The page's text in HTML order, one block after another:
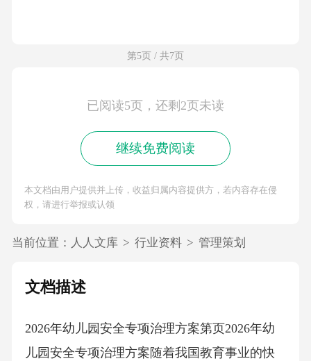
第5页 / 共7页
已阅读5页，还剩2页未读
继续免费阅读
本文档由用户提供并上传，收益归属内容提供方，若内容存在侵
权，请进行举报或认领
当前位置： 人人文库 > 行业资料 > 管理策划
文档描述
2026年幼儿园安全专项治理方案第页2026年幼
儿园安全专项治理方案随着我国教育事业的快